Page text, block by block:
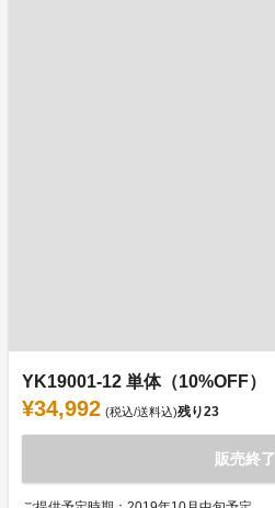
YK19001-12 単体（10%OFF）
¥34,992 (税込/送料込)残り23
販売終了